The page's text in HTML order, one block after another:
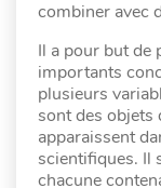
combiner avec
Il a pour but de
importants
plusieurs
sont des objets
apparaissent
scientifiques. Il
chacune